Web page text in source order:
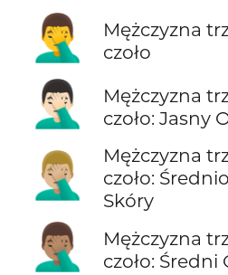
🤦‍♂️
Mężczyzna
czoło
🤦🏻‍♂️
Mężczyzna
czoło: Jasny
🤦🏼‍♂️
Mężczyzna
czoło:
Skóry
🤦🏽‍♂️
Mężczyzna
czoło: